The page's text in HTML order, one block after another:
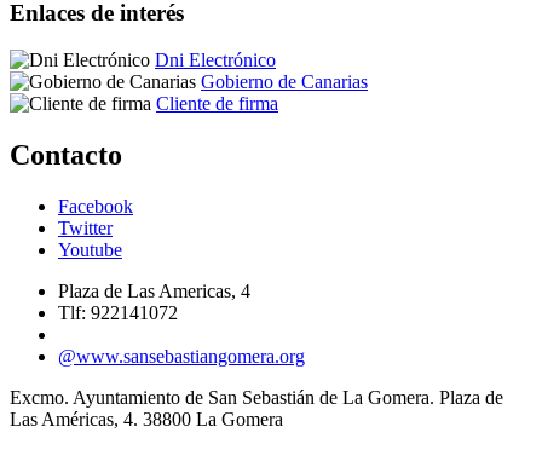
Enlaces de interés
Dni Electrónico
Gobierno de Canarias
Cliente de firma
Contacto
Facebook
Twitter
Youtube
Plaza de Las Americas, 4
Tlf: 922141072
@www.sansebastiangomera.org
Excmo. Ayuntamiento de San Sebastián de La Gomera. Plaza de
Las Américas, 4. 38800 La Gomera